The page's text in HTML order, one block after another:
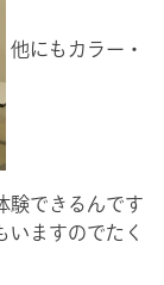
他にもカラー・
験できるんです
いますのでたく